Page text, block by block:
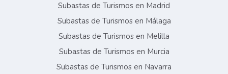
Subastas de Turismos en Madrid
Subastas de Turismos en Málaga
Subastas de Turismos en Melilla
Subastas de Turismos en Murcia
Subastas de Turismos en Navarra